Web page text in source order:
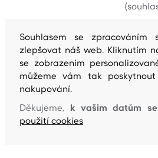
Souhlasem se zpracováním
zlepšovat náš web. Kliknutím
se zobrazením
můžeme vám tak
nakupování.
Děkujeme, k vašim datům
použití cookies